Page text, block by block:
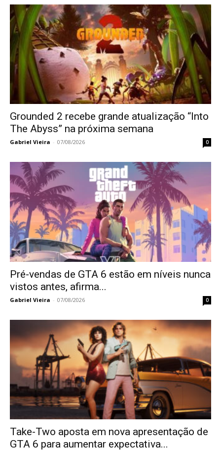
Grounded 2 recebe grande atualização “Into
The Abyss” na próxima semana
Gabriel Vieira - 07/08/2026 0
Pré-vendas de GTA 6 estão em níveis nunca
vistos antes, afirma...
Gabriel Vieira - 07/08/2026 0
Take-Two aposta em nova apresentação de
GTA 6 para aumentar expectativa...